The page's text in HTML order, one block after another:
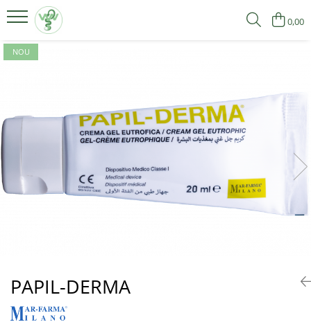
Produse
0,00
PAPIL-DERMA
NOU